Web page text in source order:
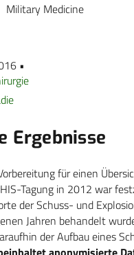
Military Medicine
•
Ergebnisse
für einen
Tagung in 2012 war
der Schuss- und
Jahren behandelt
der Aufbau eines